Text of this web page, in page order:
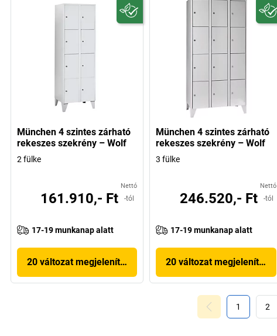
München 4 szintes zárható
rekeszes szekrény – Wolf
2 fülke
Nettó
161.910,- Ft -tól
17-19 munkanap alatt
20 változat megjelenítése
München 4 szintes zárható
rekeszes szekrény – Wolf
3 fülke
Nettó
246.520,- Ft -tól
17-19 munkanap alatt
20 változat megjelenítése
1 2